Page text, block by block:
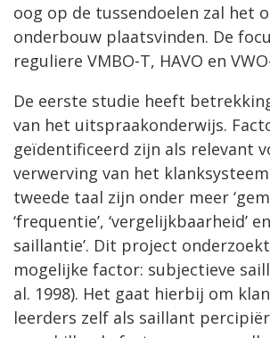
oog op de tussendoelen zal het
onderbouw plaatsvinden. De
reguliere VMBO-T, HAVO en
De eerste studie heeft
van het uitspraakonderwijs.
geïdentificeerd zijn als relevant
verwerving van het
tweede taal zijn onder meer
‘frequentie’, ‘vergelijkbaarheid’
saillantie’. Dit project
mogelijke factor: subjectieve
al. 1998). Het gaat hierbij om
leerders zelf als saillant